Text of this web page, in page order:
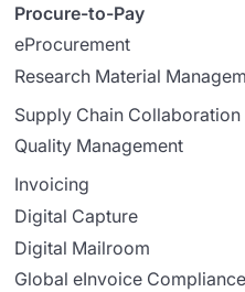
Procure-to-Pay
eProcurement
Research Material
Supply Chain Collaboration
Quality Management
Invoicing
Digital Capture
Digital Mailroom
Global eInvoice Compliance